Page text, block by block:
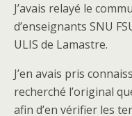
J’avais relayé le
d’enseignants SNU
ULIS de Lamastre.
J’en avais pris
recherché l’original
afin d’en vérifier les